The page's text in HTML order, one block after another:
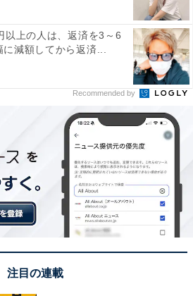
以上の人は、返済を3～6
に減額してから返済...
Recommended by
注目の連載